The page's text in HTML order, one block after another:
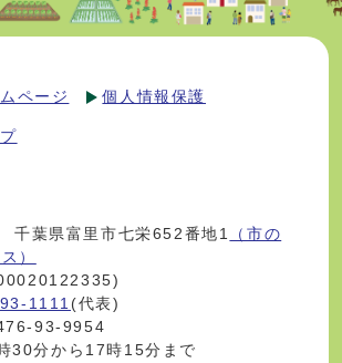
ページ 個人情報保護
葉県富里市七栄652番地1
（市の
）
1111(代表)
93-9954
30分から17時15分まで